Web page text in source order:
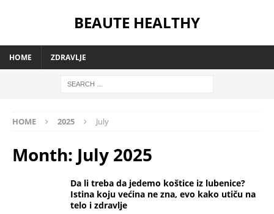
BEAUTE HEALTHY
HOME ZDRAVLJE
HOME 2025 July
Month: July 2025
Da li treba da jedemo koštice iz lubenice?
Istina koju većina ne zna, evo kako utiču na
telo i zdravlje